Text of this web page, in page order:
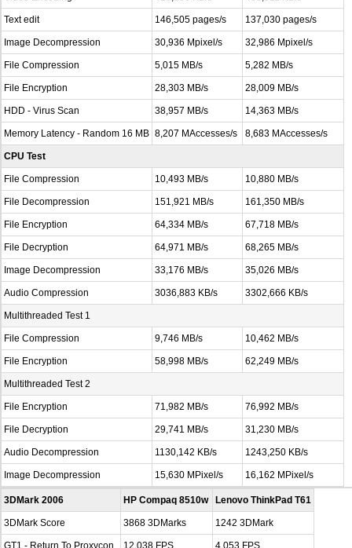
Text edit 146,505 pages/s 137,030 pages/s
Image Decompression 30,936 Mpixel/s 32,986 Mpixel/s
File Compression 5,015 MB/s 5,282 MB/s
File Encryption 28,303 MB/s 28,009 MB/s
HDD - Virus Scan 38,957 MB/s 14,363 MB/s
Memory Latency - Random 16 MB 8,207 MAccesses/s 8,683 MAccesses/s
CPU Test
File Compression 10,493 MB/s 10,880 MB/s
File Decompression 151,921 MB/s 161,350 MB/s
File Encryption 64,334 MB/s 67,718 MB/s
File Decryption 64,971 MB/s 68,265 MB/s
Image Decompression 33,176 MB/s 35,026 MB/s
Audio Compression 3036,883 KB/s 3302,666 KB/s
Multithreaded Test 1
File Compression 9,746 MB/s 10,462 MB/s
File Encryption 58,998 MB/s 62,249 MB/s
Multithreaded Test 2
File Encryption 71,982 MB/s 76,992 MB/s
File Decryption 29,741 MB/s 31,230 MB/s
Audio Decompression 1130,142 KB/s 1243,250 KB/s
Image Decompression 15,630 MPixel/s 16,162 MPixel/s
3DMark 2006 HP Compaq 8510w Lenovo ThinkPad T61
3DMark Score 3868 3DMarks 1242 3DMark
GT1 - Return To Proxycon 12,038 FPS 4,053 FPS